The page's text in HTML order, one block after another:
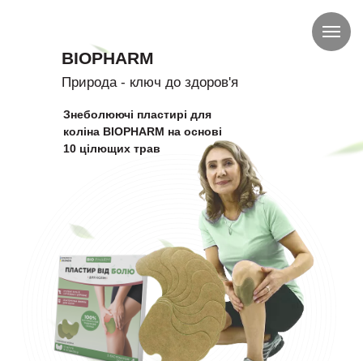
Знеболюючі пластирі для
коліна BIOPHARM на основі
10 цілющих трав
BIOPHARM
Природа - ключ до здоров'я